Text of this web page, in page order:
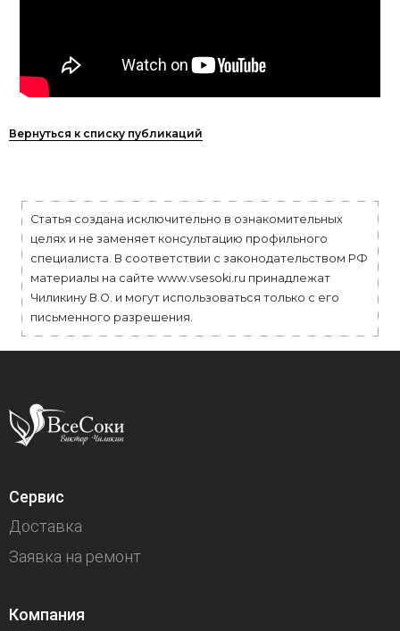
Вернуться к списку публикаций
Статья создана исключительно в ознакомительных
целях и не заменяет консультацию профильного
специалиста. В соответствии с законодательством РФ
материалы на сайте www.vsesoki.ru принадлежат
Чиликину В.О. и могут использоваться только с его
письменного разрешения.
Сервис
Доставка
Заявка на ремонт
Компания